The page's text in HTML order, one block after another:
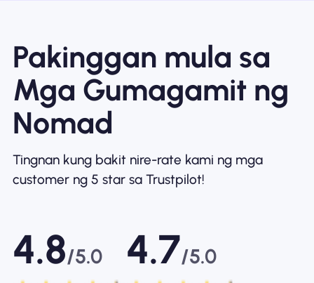
Pakinggan mula sa
Mga Gumagamit ng
Nomad
Tingnan kung bakit nire-rate kami ng mga
customer ng 5 star sa Trustpilot!
4.8/5.0 4.7/5.0